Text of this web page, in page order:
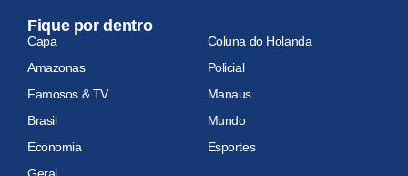
Fique por dentro
Capa
Coluna do Holanda
Amazonas
Policial
Famosos & TV
Manaus
Brasil
Mundo
Economia
Esportes
Geral